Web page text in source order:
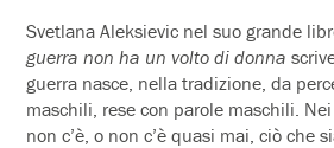
Svetlana Aleksievic nel suo grande
guerra non ha un volto di donna
guerra nasce, nella tradizione, da
maschili, rese con parole maschili.
non c’è, o non c’è quasi mai, ciò che